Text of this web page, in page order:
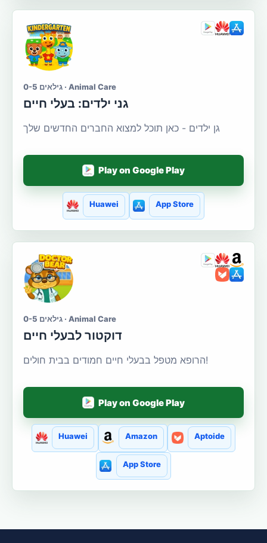
גילאים 0-5 · Animal Care
גני ילדים: בעלי חיים
גן ילדים - כאן תוכל למצוא החברים החדשים שלך
Play on Google Play
Huawei App Store
גילאים 0-5 · Animal Care
דוקטור לבעלי חיים
הרופא מטפל בבעלי חיים חמודים בבית חולים!
Play on Google Play
Huawei Amazon Aptoide
App Store